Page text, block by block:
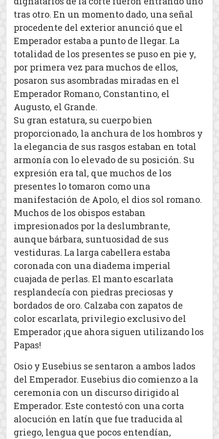
tras otro. En un momento dado, una señal
procedente del exterior anunció que el
Emperador estaba a punto de llegar. La
totalidad de los presentes se puso en pie y,
por primera vez para muchos de ellos,
posaron sus asombradas miradas en el
Emperador Romano, Constantino, el
Augusto, el Grande.
Su gran estatura, su cuerpo bien
proporcionado, la anchura de los hombros y
la elegancia de sus rasgos estaban en total
armonía con lo elevado de su posición. Su
expresión era tal, que muchos de los
presentes lo tomaron como una
manifestación de Apolo, el dios sol romano.
Muchos de los obispos estaban
impresionados por la deslumbrante,
aunque bárbara, suntuosidad de sus
vestiduras. La larga cabellera estaba
coronada con una diadema imperial
cuajada de perlas. El manto escarlata
resplandecía con piedras preciosas y
bordados de oro. Calzaba con zapatos de
color escarlata, privilegio exclusivo del
Emperador ¡que ahora siguen utilizando los
Papas!
Osio y Eusebius se sentaron a ambos lados
del Emperador. Eusebius dio comienzo a la
ceremonia con un discurso dirigido al
Emperador. Este contestó con una corta
alocución en latín que fue traducida al
griego, lengua que pocos entendían,